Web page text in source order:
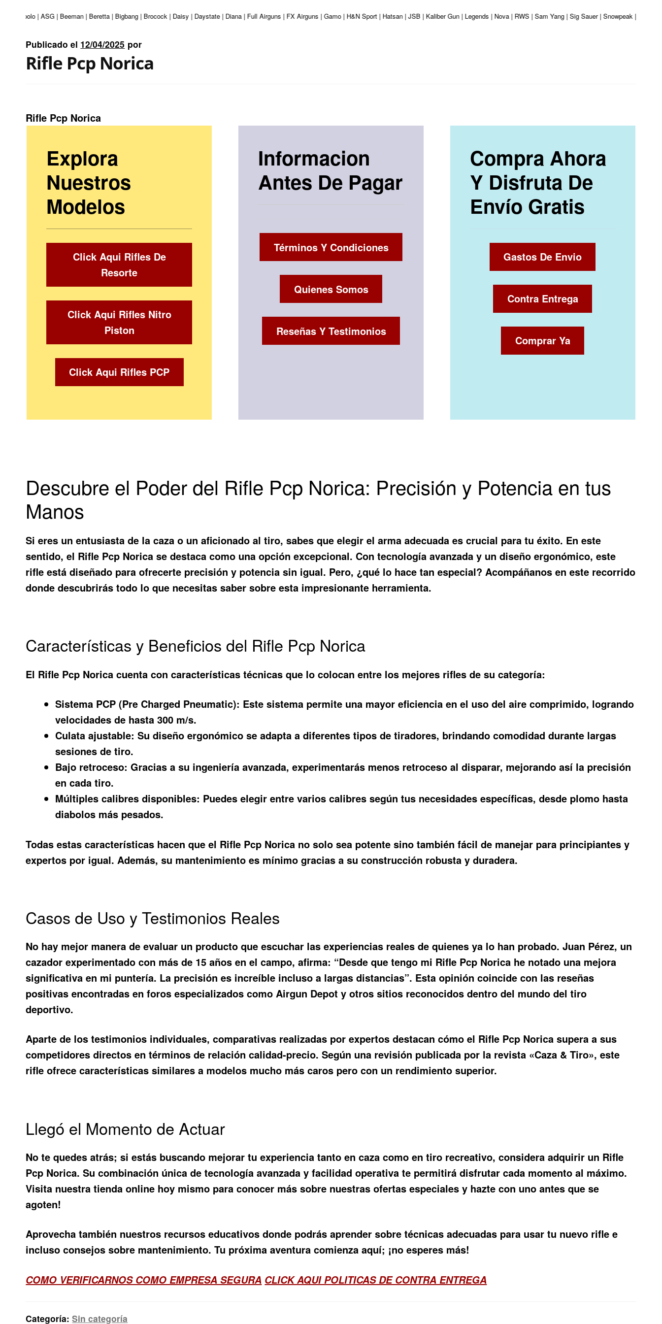
Apolo | ASG | Beeman | Beretta | Bigbang | Brocock | Daisy | Daystate | Diana | Full Airguns | FX Airguns | Gamo | H&N Sport | Hatsan | JSB | Kaliber Gun | Legends | Nova | RWS | Sam Yang | Sig Sauer | Snowpeak | Umarex
Publicado el 12/04/2025 por
Rifle Pcp Norica
Rifle Pcp Norica
Explora
Nuestros
Modelos
Click Aqui Rifles De
Resorte
Click Aqui Rifles Nitro
Piston
Click Aqui Rifles PCP
Informacion
Antes De Pagar
Términos Y Condiciones
Quienes Somos
Reseñas Y Testimonios
Compra Ahora
Y Disfruta De
Envío Gratis
Gastos De Envio
Contra Entrega
Comprar Ya
Descubre el Poder del Rifle Pcp Norica: Precisión y Potencia en tus
Manos
Si eres un entusiasta de la caza o un aficionado al tiro, sabes que elegir el arma adecuada es crucial para tu éxito. En este
sentido, el Rifle Pcp Norica se destaca como una opción excepcional. Con tecnología avanzada y un diseño ergonómico, este
rifle está diseñado para ofrecerte precisión y potencia sin igual. Pero, ¿qué lo hace tan especial? Acompáñanos en este recorrido
donde descubrirás todo lo que necesitas saber sobre esta impresionante herramienta.
Características y Beneficios del Rifle Pcp Norica
El Rifle Pcp Norica cuenta con características técnicas que lo colocan entre los mejores rifles de su categoría:
Sistema PCP (Pre Charged Pneumatic): Este sistema permite una mayor eficiencia en el uso del aire comprimido, logrando
velocidades de hasta 300 m/s.
Culata ajustable: Su diseño ergonómico se adapta a diferentes tipos de tiradores, brindando comodidad durante largas
sesiones de tiro.
Bajo retroceso: Gracias a su ingeniería avanzada, experimentarás menos retroceso al disparar, mejorando así la precisión
en cada tiro.
Múltiples calibres disponibles: Puedes elegir entre varios calibres según tus necesidades específicas, desde plomo hasta
diabolos más pesados.
Todas estas características hacen que el Rifle Pcp Norica no solo sea potente sino también fácil de manejar para principiantes y
expertos por igual. Además, su mantenimiento es mínimo gracias a su construcción robusta y duradera.
Casos de Uso y Testimonios Reales
No hay mejor manera de evaluar un producto que escuchar las experiencias reales de quienes ya lo han probado. Juan Pérez, un
cazador experimentado con más de 15 años en el campo, afirma: “Desde que tengo mi Rifle Pcp Norica he notado una mejora
significativa en mi puntería. La precisión es increíble incluso a largas distancias”. Esta opinión coincide con las reseñas
positivas encontradas en foros especializados como Airgun Depot y otros sitios reconocidos dentro del mundo del tiro
deportivo.
Aparte de los testimonios individuales, comparativas realizadas por expertos destacan cómo el Rifle Pcp Norica supera a sus
competidores directos en términos de relación calidad-precio. Según una revisión publicada por la revista «Caza & Tiro», este
rifle ofrece características similares a modelos mucho más caros pero con un rendimiento superior.
Llegó el Momento de Actuar
No te quedes atrás; si estás buscando mejorar tu experiencia tanto en caza como en tiro recreativo, considera adquirir un Rifle
Pcp Norica. Su combinación única de tecnología avanzada y facilidad operativa te permitirá disfrutar cada momento al máximo.
Visita nuestra tienda online hoy mismo para conocer más sobre nuestras ofertas especiales y hazte con uno antes que se
agoten!
Aprovecha también nuestros recursos educativos donde podrás aprender sobre técnicas adecuadas para usar tu nuevo rifle e
incluso consejos sobre mantenimiento. Tu próxima aventura comienza aquí; ¡no esperes más!
COMO VERIFICARNOS COMO EMPRESA SEGURA CLICK AQUI POLITICAS DE CONTRA ENTREGA
Categoría:Sin categoría